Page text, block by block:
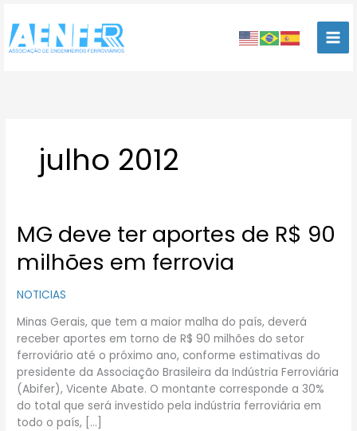
para
conteúdo
julho 2012
MG deve ter aportes de R$ 90
milhões em ferrovia
NOTICIAS
Minas Gerais, que tem a maior malha do país, deverá
receber aportes em torno de R$ 90 milhões do setor
ferroviário até o próximo ano, conforme estimativas do
presidente da Associação Brasileira da Indústria Ferroviária
(Abifer), Vicente Abate. O montante corresponde a 30%
do total que será investido pela indústria ferroviária em
todo o país, […]
MG
deve
ter
de
90
milhões
em
ferrovia